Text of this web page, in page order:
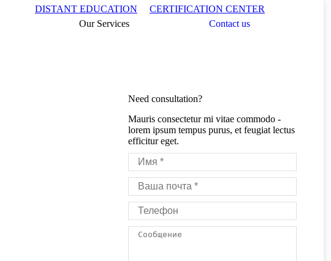
DISTANT EDUCATION CERTIFICATION CENTER
Our Services Contact us
Need consultation?
Mauris consectetur mi vitae commodo -
lorem ipsum tempus purus, et feugiat lectus
efficitur eget.
Имя *
Ваша почта *
Телефон
Сообщение